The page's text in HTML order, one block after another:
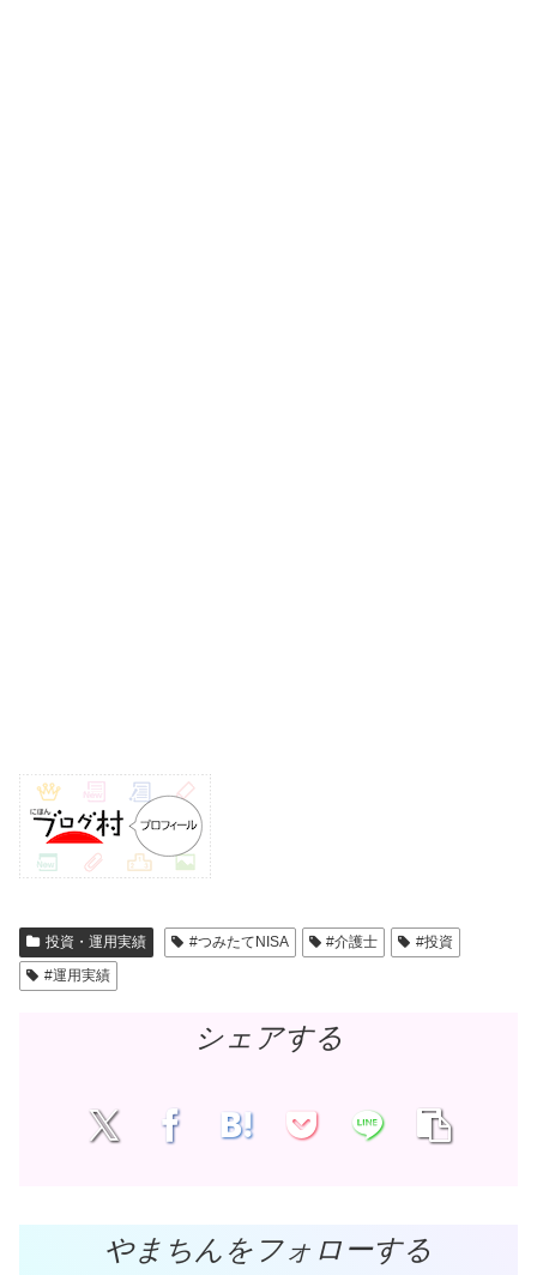
投資・運用実績 #つみたてNISA #介護士
#投資
#運用実績
シェアする
やまちんをフォローする